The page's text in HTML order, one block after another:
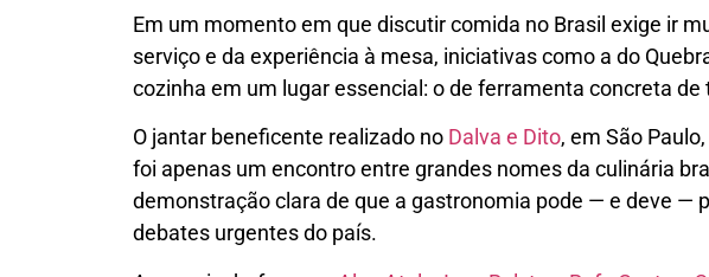
Em um momento em que discutir comida no Brasil exige ir
serviço e da experiência à mesa, iniciativas como a do
cozinha em um lugar essencial: o de ferramenta concreta
O jantar beneficente realizado no Dalva e Dito, em São
foi apenas um encontro entre grandes nomes da culinária
demonstração clara de que a gastronomia pode — e deve —
debates urgentes do país.